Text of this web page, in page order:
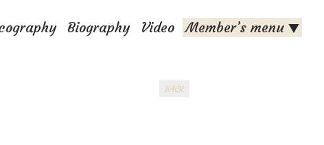
Biography Video Member’s menu ▼
BACK